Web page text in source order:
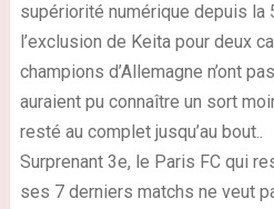
supériorité numérique depuis la
l’exclusion de Keita pour deux
champions d’Allemagne n’ont
auraient pu connaître un sort
resté au complet jusqu’au bout..
Surprenant 3e, le Paris FC qui
ses 7 derniers matchs ne veut